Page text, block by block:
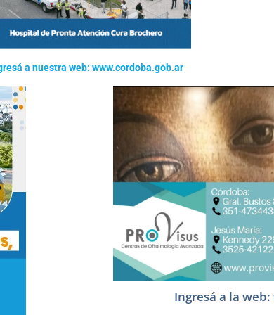
a nuestra web: www.cordoba.gob.ar
Ingresá a la